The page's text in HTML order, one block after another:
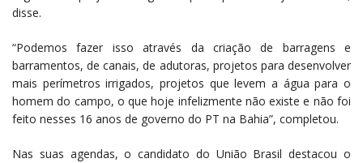
disse.
“Podemos fazer isso através da criação de barragens e
barramentos, de canais, de adutoras, projetos para desenvolver
mais perímetros irrigados, projetos que levem a água para o
homem do campo, o que hoje infelizmente não existe e não foi
feito nesses 16 anos de governo do PT na Bahia”, completou.
Nas suas agendas, o candidato do União Brasil destacou o